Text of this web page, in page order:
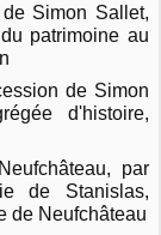
Simon Sallet,
patrimoine au
de Simon
d'histoire,
par
de Stanislas,
de Neufchâteau